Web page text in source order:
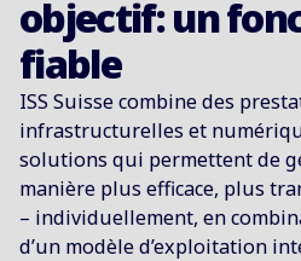
objectif: un
fiable
ISS Suisse combine des
infrastructurelles et
solutions qui permettent de
manière plus efficace, plus
– individuellement, en
d’un modèle d’exploitation